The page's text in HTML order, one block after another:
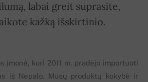
labai greit suprasite,
kažką išskirtinio.
įmonė, kuri 2011 m. pradėjo importuoti
iš Nepalo. Mūsų produktų kokybė ir